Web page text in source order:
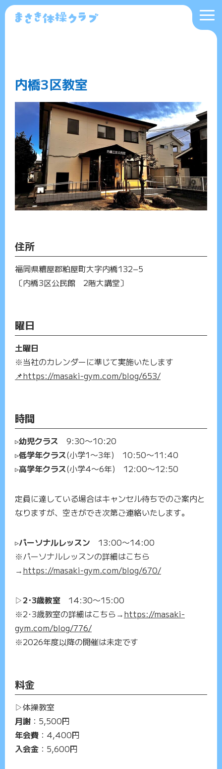
内橋3区教室
住所
福岡県糟屋郡粕屋町大字内橋132−5
〔内橋3区公民館 2階大講堂〕
曜日
土曜日
※当社のカレンダーに準じて実施いたします
📌https://masaki-gym.com/blog/653/
時間
▹幼児クラス 9:30〜10:20
▹低学年クラス(小学1〜3年) 10:50〜11:40
▹高学年クラス(小学4〜6年) 12:00〜12:50
定員に達している場合はキャンセル待ちでのご案内と
なりますが、空きができ次第ご連絡いたします。
▹パーソナルレッスン 13:00〜14:00
※パーソナルレッスンの詳細はこちら
→https://masaki-gym.com/blog/670/
▷2･3歳教室 14:30〜15:00
※2･3歳教室の詳細はこちら→https://masaki-
gym.com/blog/776/
※2026年度以降の開催は未定です
料金
▷体操教室
月謝 ：5,500円
年会費 ：4,400円
入会金 ：5,600円